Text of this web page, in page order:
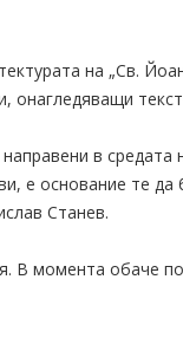
на „Св.
онагледяващи
в средата
е основание те
Станев.
В момента обаче